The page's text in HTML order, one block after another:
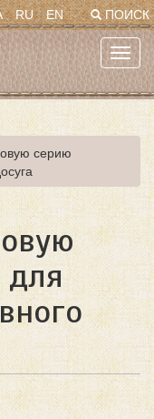
ПОИСК
RU EN
серию